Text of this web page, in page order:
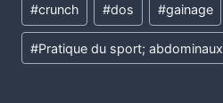
#crunch #dos #gainage
#Pratique du sport; abdominaux